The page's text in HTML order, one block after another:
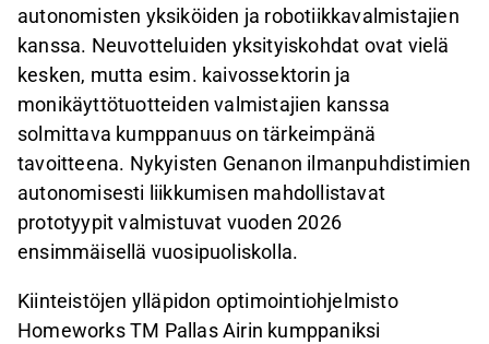
autonomisten yksiköiden ja robotiikkavalmistajien
kanssa. Neuvotteluiden yksityiskohdat ovat vielä
kesken, mutta esim. kaivossektorin ja
monikäyttötuotteiden valmistajien kanssa
solmittava kumppanuus on tärkeimpänä
tavoitteena. Nykyisten Genanon ilmanpuhdistimien
autonomisesti liikkumisen mahdollistavat
prototyypit valmistuvat vuoden 2026
ensimmäisellä vuosipuoliskolla.
Kiinteistöjen ylläpidon optimointiohjelmisto
Homeworks TM Pallas Airin kumppaniksi